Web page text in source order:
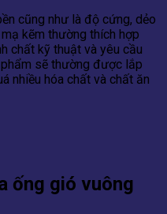
cũng như là độ cứng, dẻo
kẽm thường thích hợp
chất kỹ thuật và yêu cầu
sẽ thường được lắp
nhiều hóa chất và chất ăn
ống gió vuông